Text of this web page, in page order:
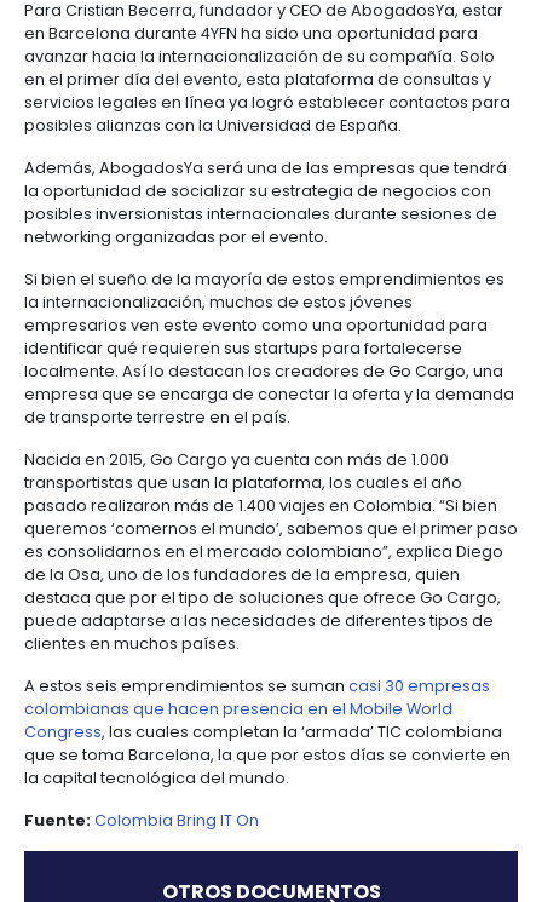
Automotriz
Materiales
construcción
creatividad
Audiovisual
Centros
de
servicios
Data
centers
de
servicios
-
BPO
Software
TI
Otros
sectores
Agroquímicos
Infraestructura
en
turismo
Logística
Moda
y
textiles
Derecho
laboral
y
migratorio
5.
Relaciones
con
el
estado
6.
Propiedad
7.
Impuestos,
aduanas
y
comercio
Régimen
de
francas
por
región
Oportunidades
de
Inversión
Regional
emprendimientos den un paso más hacia la
internacionalización.
La lista de emprendimientos colombianos en el
conforman las siguientes empresas:AbogadosYa
Eventsite,Packen, Lysis yFixiie. Durante nuestra visita
tuvimos la oportunidad de conversar con algunos
emprendedores, quienes nos contaron más
expectativas y lo que han aprendido durante los
días de la feria.
Para Cristian Becerra, fundador y CEO de
en Barcelona durante 4YFN ha sido una
avanzar hacia la internacionalización de su
en el primer día del evento, esta plataforma de
posibles alianzas con la Universidad de España.
Además, AbogadosYa será una de las empresas
la oportunidad de socializar su estrategia de
posibles inversionistas internacionales durante
networking organizadas por el evento.
la internacionalización, muchos de estos jóvenes
empresarios ven este evento como una
identificar qué requieren sus startups para
localmente. Así lo destacan los creadores de Go
empresa que se encarga de conectar la oferta y
Nacida en 2015, Go Cargo ya cuenta con más de